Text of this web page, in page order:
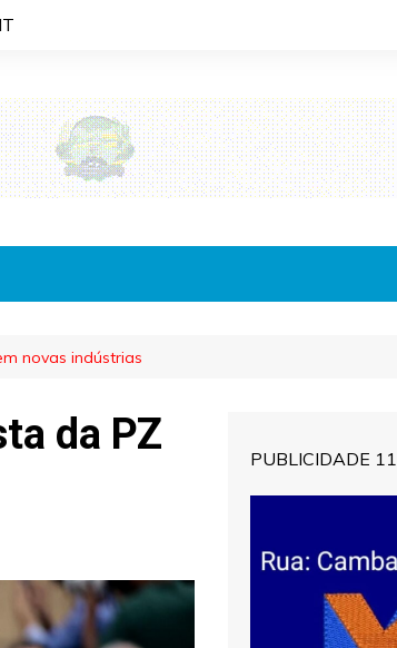
novas indústrias
da PZ
PUBLICIDADE 11